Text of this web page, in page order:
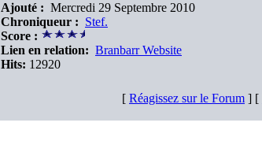
Ajouté : Mercredi 29 Septembre 2010
Chroniqueur : Stef.
Score :
Lien en relation: Branbarr Website
Hits: 12920
[ Réagissez sur le Forum ] [